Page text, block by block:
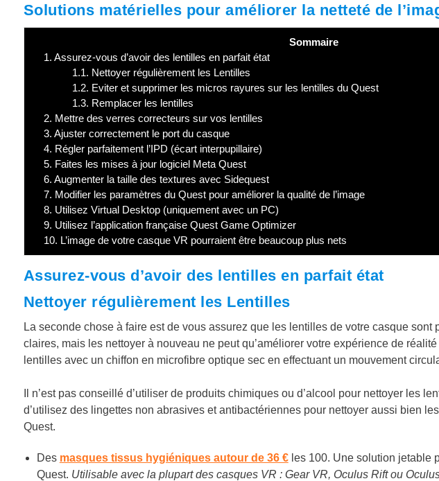
Solutions matérielles pour améliorer la netteté de
Sommaire
1. Assurez-vous d’avoir des lentilles en parfait état
1.1. Nettoyer régulièrement les Lentilles
1.2. Eviter et supprimer les micros rayures sur les lentilles du Quest
1.3. Remplacer les lentilles
2. Mettre des verres correcteurs sur vos lentilles
3. Ajuster correctement le port du casque
4. Régler parfaitement l’IPD (écart interpupillaire)
5. Faites les mises à jour logiciel Meta Quest
6. Augmenter la taille des textures avec Sidequest
7. Modifier les paramètres du Quest pour améliorer la qualité de l’image
8. Utilisez Virtual Desktop (uniquement avec un PC)
9. Utilisez l’application française Quest Game Optimizer
10. L’image de votre casque VR pourraient être beaucoup plus nets
Assurez-vous d’avoir des lentilles en parfait état
Nettoyer régulièrement les Lentilles
La seconde chose à faire est de vous assurez que les lentilles de votre casque sont
claires, mais les nettoyer à nouveau ne peut qu’améliorer votre expérience de
lentilles avec un chiffon en microfibre optique sec en effectuant un mouvement
Il n’est pas conseillé d’utiliser de produits chimiques ou d’alcool pour nettoyer les
d’utilisez des lingettes non abrasives et antibactériennes pour nettoyer aussi bien
Quest.
Des masques tissus hygiéniques autour de 36 €les 100. Une solution jetable
Quest. Utilisable avec la plupart des casques VR : Gear VR, Oculus Rift ou